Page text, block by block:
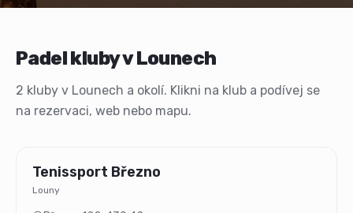
Padel kluby v Lounech
2 kluby v Lounech a okolí. Klikni na klub a podívej se
na rezervaci, web nebo mapu.
Tenissport Březno
Louny